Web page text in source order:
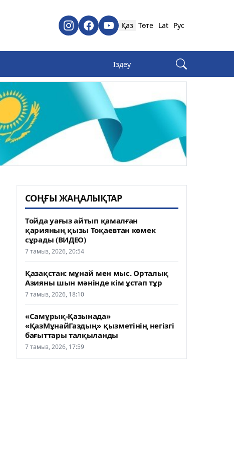
Қаз Төте Lat Рус
СОҢҒЫ ЖАҢАЛЫҚТАР
Тойда уағыз айтып қамалған
қарияның қызы Тоқаевтан көмек
сұрады (ВИДЕО)
7 тамыз, 2026, 20:54
Қазақстан: мұнай мен мыс. Орталық
Азияны шын мәнінде кім ұстап тұр
7 тамыз, 2026, 18:10
«Самұрық-Қазынада»
«ҚазМұнайГаздың» қызметінің негізгі
бағыттары талқыланды
7 тамыз, 2026, 17:59